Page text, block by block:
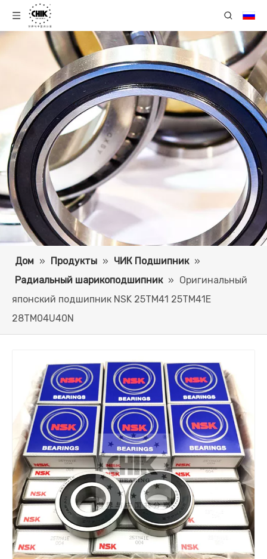
Дом » Продукты » ЧИК Подшипник »
Радиальный шарикоподшипник » Оригинальный
японский подшипник NSK 25TM41 25TM41E
28TM04U40N